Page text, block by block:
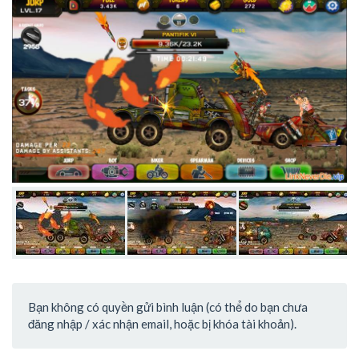
Bạn không có quyền gửi bình luận (có thể do bạn chưa
đăng nhập / xác nhận email, hoặc bị khóa tài khoản).